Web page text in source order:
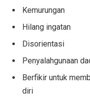
Kemurungan
Hilang ingatan
Disorientasi
Penyalahgunaan
Berfikir untuk
diri